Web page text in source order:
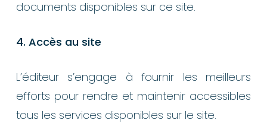
documents disponibles sur ce site.
4. Accès au site
L’éditeur s’engage à fournir les meilleurs
efforts pour rendre et maintenir accessibles
tous les services disponibles sur le site.